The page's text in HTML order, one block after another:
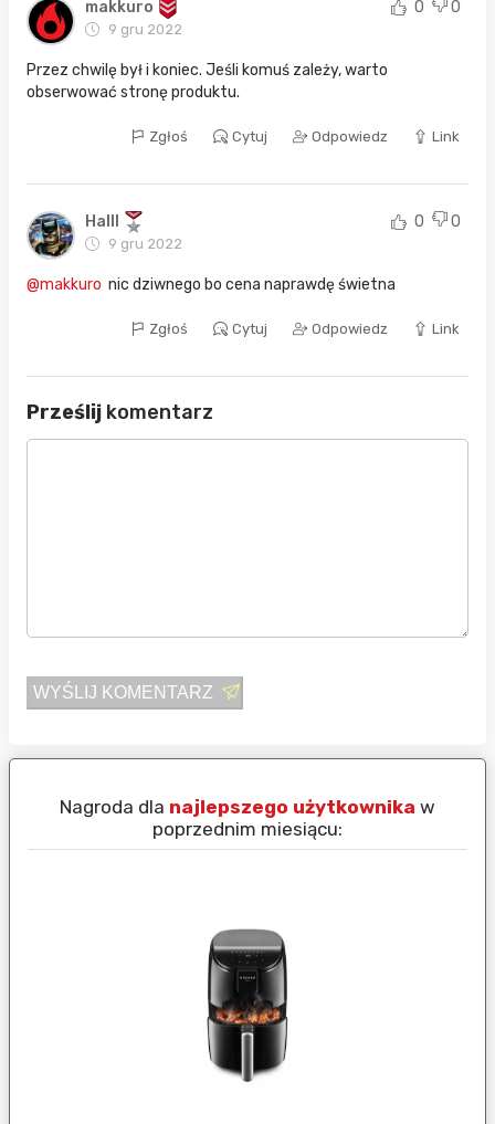
makkuro
9 gru 2022
0 0
Przez chwilę był i koniec. Jeśli komuś zależy, warto
obserwować stronę produktu.
Zgłoś Cytuj Odpowiedz Link
Halll
9 gru 2022
0 0
@makkuro nic dziwnego bo cena naprawdę świetna
Zgłoś Cytuj Odpowiedz Link
Prześlij komentarz
WYŚLIJ KOMENTARZ
Nagroda dla najlepszego użytkownika w
poprzednim miesiącu: